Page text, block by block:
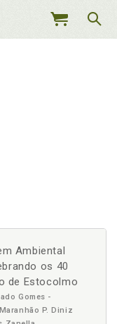
MEU
Ambiental
os 40
de Estocolmo
Gomes -
P. Diniz